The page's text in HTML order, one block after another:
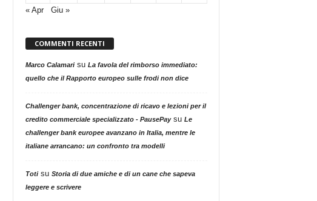
« Apr
Giu »
COMMENTI RECENTI
Marco Calamarisu La favola del rimborso immediato:
quello che il Rapporto europeo sulle frodi non dice
Challenger bank, concentrazione di ricavo e lezioni per il
credito commerciale specializzato - PausePaysu Le
challenger bank europee avanzano in Italia, mentre le
italiane arrancano: un confronto tra modelli
Totisu Storia di due amiche e di un cane che sapeva
leggere e scrivere